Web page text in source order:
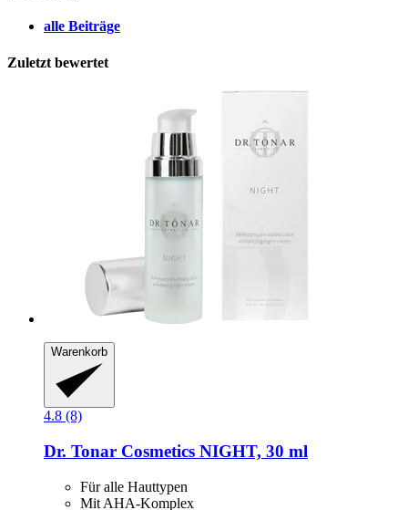
alle Beiträge
Zuletzt bewertet
Warenkorb
4.8 (8)
Dr. Tonar Cosmetics NIGHT, 30 ml
Für alle Hauttypen
Mit AHA-Komplex